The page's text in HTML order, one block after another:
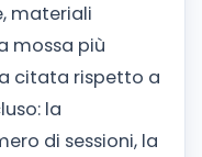
materiali
mossa più
citata rispetto a
la
di sessioni, la